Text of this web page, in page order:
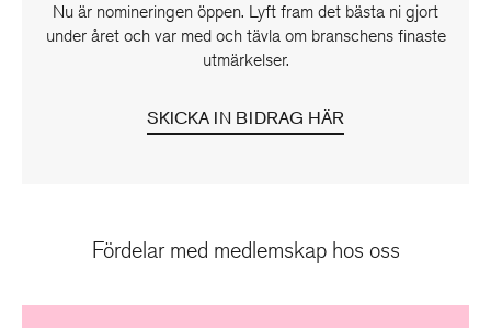
Nu är nomineringen öppen. Lyft fram det bästa ni gjort
under året och var med och tävla om branschens finaste
utmärkelser.
SKICKA IN BIDRAG HÄR
Fördelar med medlemskap hos oss